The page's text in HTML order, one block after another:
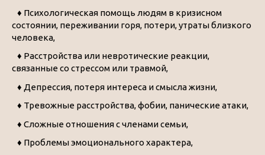
♦ Психологическая помощь людям в кризисном
состоянии, переживании горя, потери, утраты близкого
человека,
♦ Расстройства или невротические реакции,
связанные со стрессом или травмой,
♦ Депрессия, потеря интереса и смысла жизни,
♦ Тревожные расстройства, фобии, панические атаки,
♦ Сложные отношения с членами семьи,
♦ Проблемы эмоционального характера,